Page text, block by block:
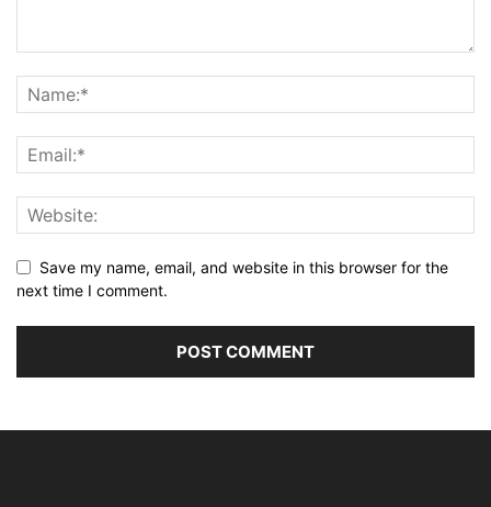
Save my name, email, and website in this browser for the
next time I comment.